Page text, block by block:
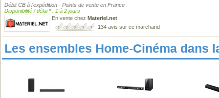
Débit CB à l'expédition - Points de vente en France
Disponibilité / délai * : 1 à 2 jours
En vente chez Materiel.net
134 avis sur ce marchand
Les ensembles Home-Cinéma dans